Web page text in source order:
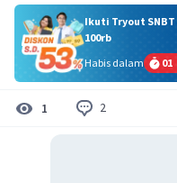
Ikuti Tryout
100rb
Habis dalam
01
1 2